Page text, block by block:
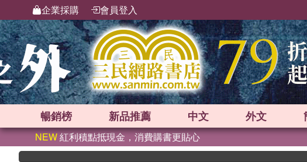
企業採購 會員登入
暢銷榜 新品推薦 中文 外文
NEW紅利積點抵現金，消費購書更貼心